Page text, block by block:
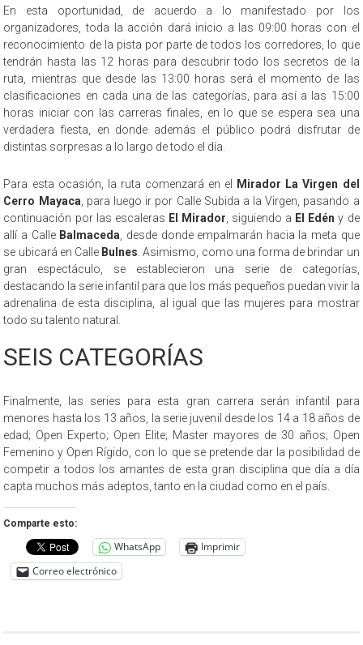
En esta oportunidad, de acuerdo a lo manifestado por los
organizadores, toda la acción dará inicio a las 09:00 horas con el
reconocimiento de la pista por parte de todos los corredores, lo que
tendrán hasta las 12 horas para descubrir todo los secretos de la
ruta, mientras que desde las 13:00 horas será el momento de las
clasificaciones en cada una de las categorías, para así a las 15:00
horas iniciar con las carreras finales, en lo que se espera sea una
verdadera fiesta, en donde además el público podrá disfrutar de
distintas sorpresas a lo largo de todo el día.
Para esta ocasión, la ruta comenzará en el
Mirador La Virgen del
Cerro Mayaca , para luego ir por Calle Subida a la Virgen, pasando a
continuación por las escaleras El Mirador , siguiendo a El Edén y de
allí a Calle Balmaceda , desde donde empalmarán hacia la meta que
se ubicará en Calle Bulnes . Asimismo, como una forma de brindar un
gran espectáculo, se establecieron una serie de categorías,
destacando la serie infantil para que los más pequeños puedan vivir la
adrenalina de esta disciplina, al igual que las mujeres para mostrar
todo su talento natural.
SEIS CATEGORÍAS
Finalmente, las series para esta gran carrera serán infantil para
menores hasta los 13 años, la serie juvenil desde los 14 a 18 años de
edad; Open Experto; Open Elite; Master mayores de 30 años; Open
Femenino y Open Rígido, con lo que se pretende dar la posibilidad de
competir a todos los amantes de esta gran disciplina que día a día
capta muchos más adeptos, tanto en la ciudad como en el país.
Comparte esto:
WhatsApp
Imprimir
Correo electrónico